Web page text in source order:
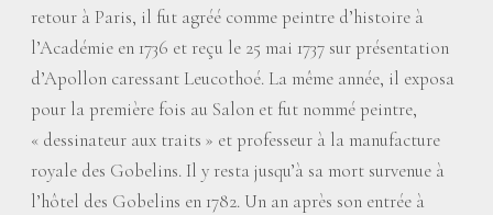
retour à Paris, il fut agréé comme peintre d’histoire à
l’Académie en 1736 et reçu le 25 mai 1737 sur présentation
d’Apollon caressant Leucothoé. La même année, il exposa
pour la première fois au Salon et fut nommé peintre,
« dessinateur aux traits » et professeur à la manufacture
royale des Gobelins. Il y resta jusqu’à sa mort survenue à
l’hôtel des Gobelins en 1782. Un an après son entrée à